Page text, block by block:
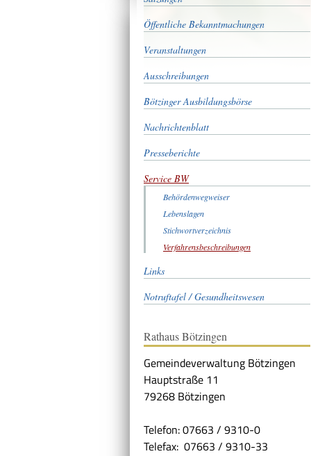
Öffentliche Bekanntmachungen
Veranstaltungen
Ausschreibungen
Bötzinger Ausbildungsbörse
Nachrichtenblatt
Presseberichte
Service BW
Behördenwegweiser
Lebenslagen
Stichwortverzeichnis
Verfahrensbeschreibungen
Links
Notruftafel / Gesundheitswesen
Rathaus Bötzingen
Gemeindeverwaltung Bötzingen
Hauptstraße 11
79268 Bötzingen
Telefon: 07663 / 9310-0
Telefax: 07663 / 9310-33